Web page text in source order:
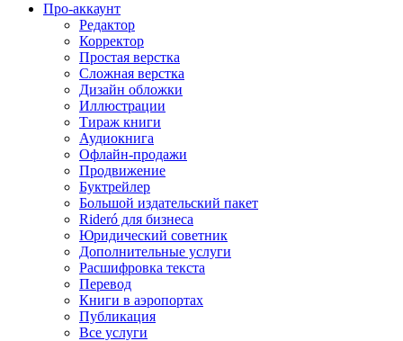
Про-аккаунт
Редактор
Корректор
Простая верстка
Сложная верстка
Дизайн обложки
Иллюстрации
Тираж книги
Аудиокнига
Офлайн-продажи
Продвижение
Буктрейлер
Большой издательский пакет
Rideró для бизнеса
Юридический советник
Дополнительные услуги
Расшифровка текста
Перевод
Книги в аэропортах
Публикация
Все услуги